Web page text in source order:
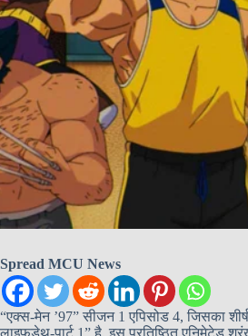
Spread MCU News
“एक्स-मेन ’97” सीजन 1 एपिसोड 4, जिसका
लाइफडेथ-पार्ट 1” है, इस प्रतिष्ठित एनिमेटेड